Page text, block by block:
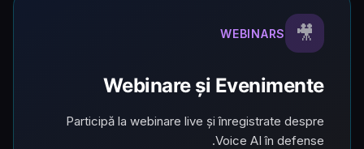
🎥
WEBINARS
Webinare și Evenimente
Participă la webinare live și înregistrate despre
Voice AI în defense.